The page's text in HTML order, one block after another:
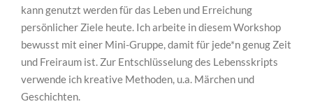
kann genutzt werden für das Leben und Erreichung
persönlicher Ziele heute. Ich arbeite in diesem Workshop
bewusst mit einer Mini-Gruppe, damit für jede*n genug Zeit
und Freiraum ist. Zur Entschlüsselung des Lebensskripts
verwende ich kreative Methoden, u.a. Märchen und
Geschichten.